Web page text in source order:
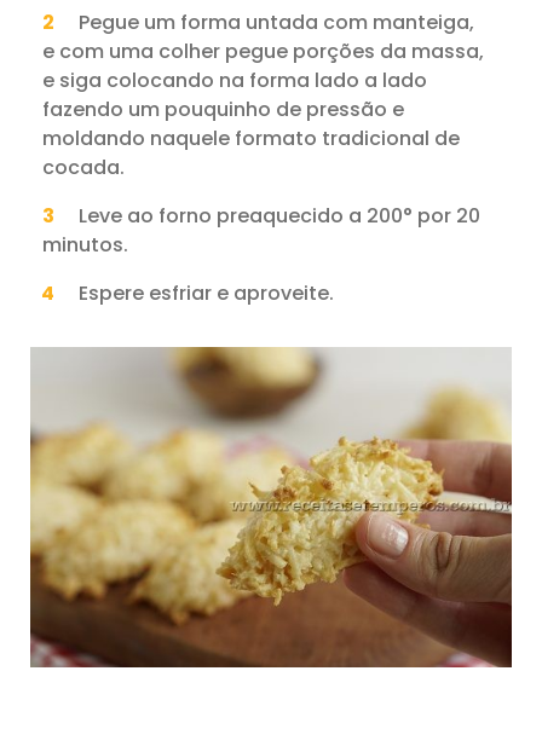
Pegue um forma untada com manteiga,
e com uma colher pegue porções da massa,
e siga colocando na forma lado a lado
fazendo um pouquinho de pressão e
moldando naquele formato tradicional de
cocada.
Leve ao forno preaquecido a 200° por 20
minutos.
Espere esfriar e aproveite.